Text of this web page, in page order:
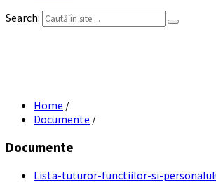
Search:
Home /
Documente /
Documente
Lista-tuturor-functiilor-si-